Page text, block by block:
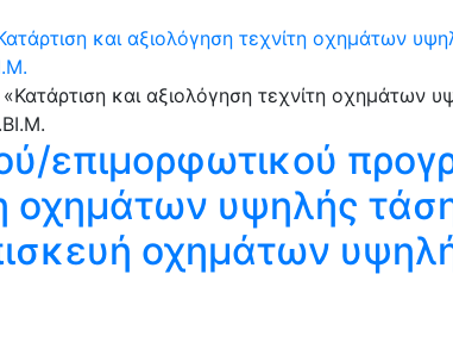
και αξιολόγηση τεχνίτη οχημάτων
επιμορφωτικού
οχημάτων υψηλής
οχημάτων